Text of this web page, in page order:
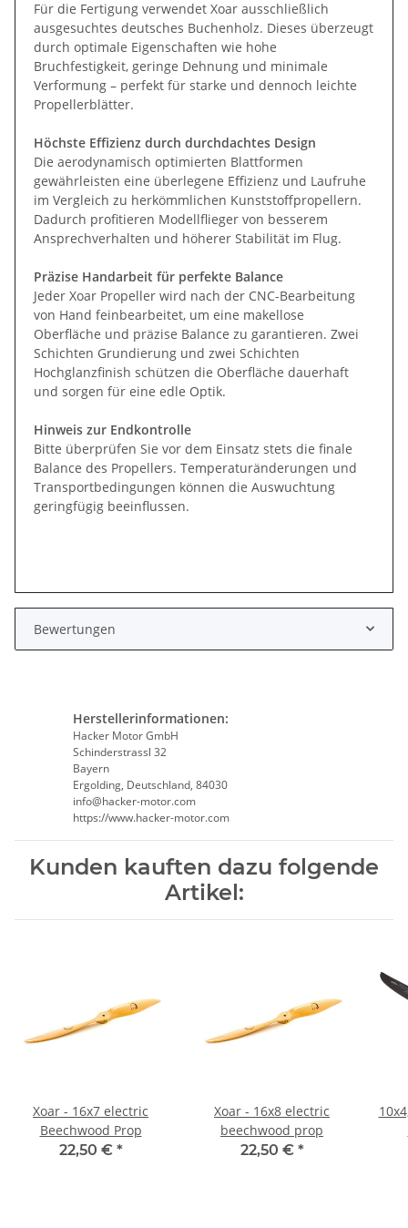
Für die Fertigung verwendet Xoar ausschließlich
ausgesuchtes deutsches Buchenholz. Dieses überzeugt
durch optimale Eigenschaften wie hohe
Bruchfestigkeit, geringe Dehnung und minimale
Verformung – perfekt für starke und dennoch leichte
Propellerblätter.
Höchste Effizienz durch durchdachtes Design
Die aerodynamisch optimierten Blattformen
gewährleisten eine überlegene Effizienz und Laufruhe
im Vergleich zu herkömmlichen Kunststoffpropellern.
Dadurch profitieren Modellflieger von besserem
Ansprechverhalten und höherer Stabilität im Flug.
Präzise Handarbeit für perfekte Balance
Jeder Xoar Propeller wird nach der CNC-Bearbeitung
von Hand feinbearbeitet, um eine makellose
Oberfläche und präzise Balance zu garantieren. Zwei
Schichten Grundierung und zwei Schichten
Hochglanzfinish schützen die Oberfläche dauerhaft
und sorgen für eine edle Optik.
Hinweis zur Endkontrolle
Bitte überprüfen Sie vor dem Einsatz stets die finale
Balance des Propellers. Temperaturänderungen und
Transportbedingungen können die Auswuchtung
geringfügig beeinflussen.
Bewertungen
Herstellerinformationen:
Hacker Motor GmbH
Schinderstrassl 32
Bayern
Ergolding, Deutschland, 84030
info@hacker-motor.com
https://www.hacker-motor.com
Kunden kauften dazu folgende
Artikel:
Xoar - 16x7 electric
Beechwood Prop
22,50 € *
Xoar - 16x8 electric
beechwood prop
22,50 € *